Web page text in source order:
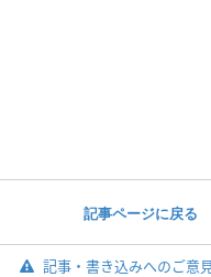
記事ページに戻る
記事・書き込みへのご意